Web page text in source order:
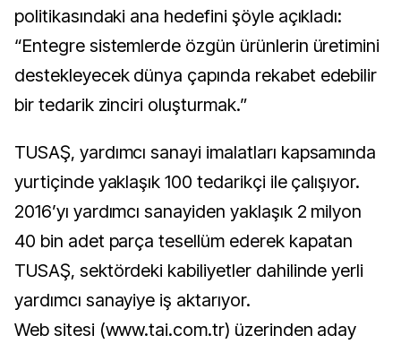
politikasındaki ana hedefini şöyle açıkladı:
“Entegre sistemlerde özgün ürünlerin üretimini
destekleyecek dünya çapında rekabet edebilir
bir tedarik zinciri oluşturmak.”
TUSAŞ, yardımcı sanayi imalatları kapsamında
yurtiçinde yaklaşık 100 tedarikçi ile çalışıyor.
2016’yı yardımcı sanayiden yaklaşık 2 milyon
40 bin adet parça tesellüm ederek kapatan
TUSAŞ, sektördeki kabiliyetler dahilinde yerli
yardımcı sanayiye iş aktarıyor.
Web sitesi (www.tai.com.tr) üzerinden aday